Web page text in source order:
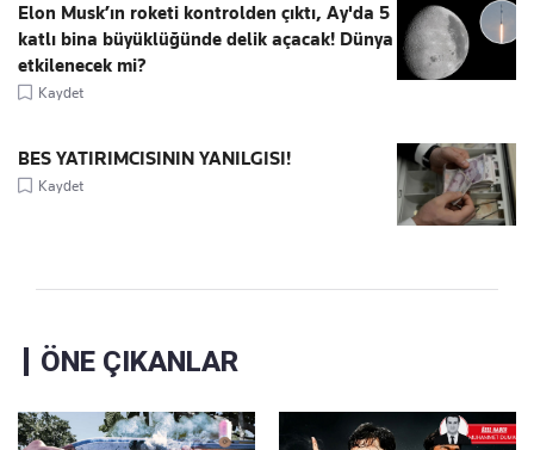
Elon Musk’ın roketi kontrolden çıktı, Ay'da 5
katlı bina büyüklüğünde delik açacak! Dünya
etkilenecek mi?
Kaydet
BES YATIRIMCISININ YANILGISI!
Kaydet
ÖNE ÇIKANLAR